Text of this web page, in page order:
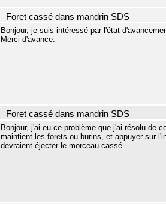
Foret cassé dans mandrin SDS
Bonjour, je suis intéressé par l'état
Merci d'avance.
Foret cassé dans mandrin SDS
Bonjour, j'ai eu ce problème que j'ai résolu de
maintient les forets ou burins, et appuyer sur
devraient éjecter le morceau cassé.